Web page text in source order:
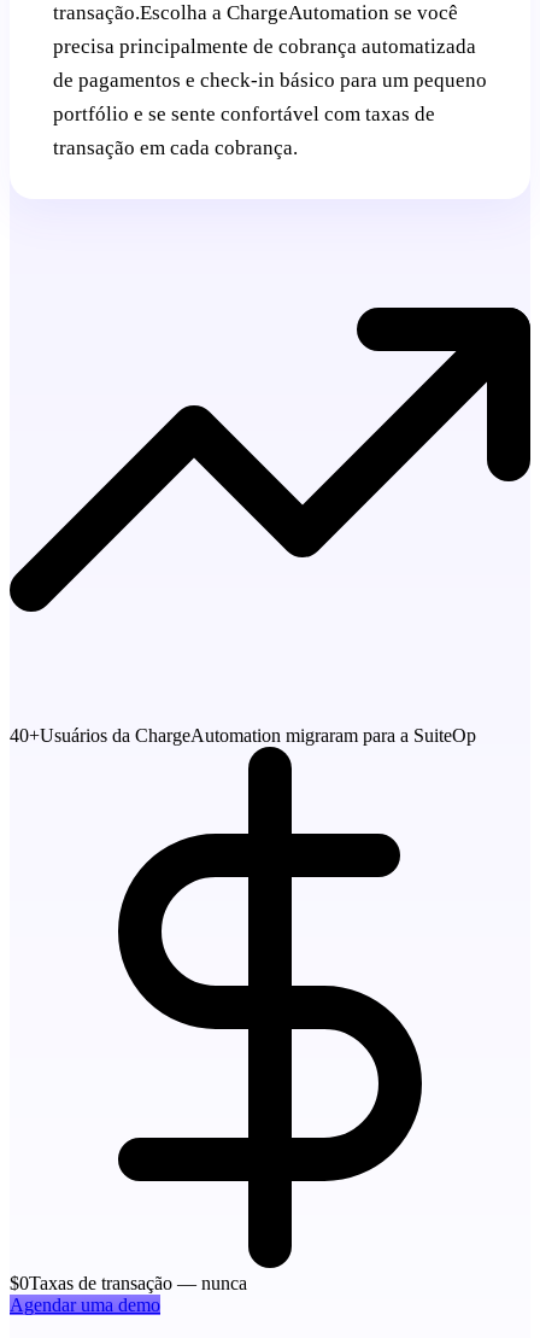
transação.Escolha a ChargeAutomation se você
precisa principalmente de cobrança automatizada
de pagamentos e check-in básico para um pequeno
portfólio e se sente confortável com taxas de
transação em cada cobrança.
40+Usuários da ChargeAutomation migraram para a SuiteOp
$0Taxas de transação — nunca
Agendar uma demo